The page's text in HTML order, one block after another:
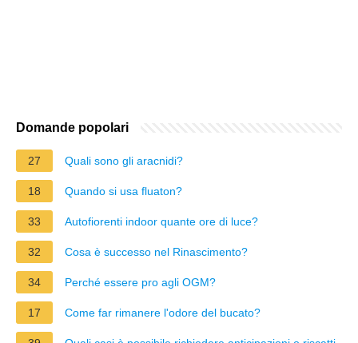
Domande popolari
27 Quali sono gli aracnidi?
18 Quando si usa fluaton?
33 Autofiorenti indoor quante ore di luce?
32 Cosa è successo nel Rinascimento?
34 Perché essere pro agli OGM?
17 Come far rimanere l'odore del bucato?